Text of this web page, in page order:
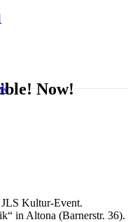
Now!
JLS Kultur-Event.
in Altona (Barnerstr. 36).